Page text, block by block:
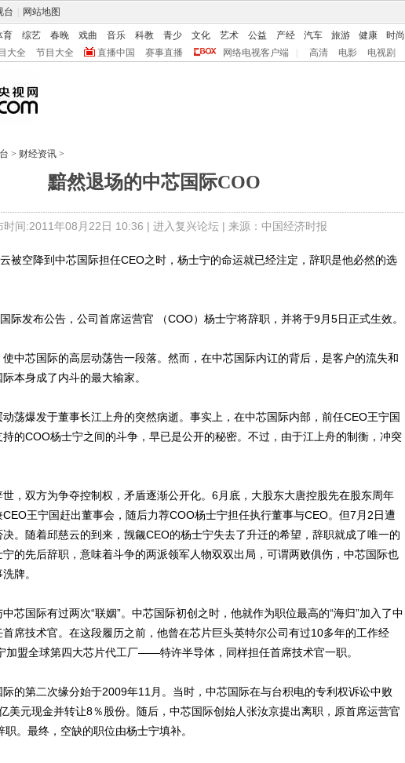
台 网站地图
育 综艺 春晚 戏曲 音乐 科教 青少 文化 艺术 公益 产经 汽车 旅游 健康 时尚
大全 节目大全 直播中国 赛事直播 网络电视客户端 高清 电影 电视剧
> 财经资讯 >
黯然退场的中芯国际COO
时间:2011年08月22日 10:36 | 进入复兴论坛| 来源：中国经济时报
空降到中芯国际担任CEO之时，杨士宁的命运就已经注定，辞职是他必然的选
发布公告，公司首席运营官 （COO）杨士宁将辞职，并将于9月5日正式生效。
芯国际的高层动荡告一段落。然而，在中芯国际内讧的背后，是客户的流失和
本身成了内斗的最大输家。
爆发于董事长江上舟的突然病逝。事实上，在中芯国际内部，前任CEO王宁国
的COO杨士宁之间的斗争，早已是公开的秘密。不过，由于江上舟的制衡，冲突
双方为争夺控制权，矛盾逐渐公开化。6月底，大股东大唐控股先在股东周年
王宁国赶出董事会，随后力荐COO杨士宁担任执行董事与CEO。但7月2日遭
。随着邱慈云的到来，觊觎CEO的杨士宁失去了升迁的希望，辞职就成了唯一的
的先后辞职，意味着斗争的两派领军人物双双出局，可谓两败俱伤，中芯国际也
牌。
国际有过两次“联姻”。中芯国际初创之时，他就作为职位最高的“海归”加入了中
席技术官。在这段履历之前，他曾在芯片巨头英特尔公司有过10多年的工作经
加盟全球第四大芯片代工厂——特许半导体，同样担任首席技术官一职。
第二次缘分始于2009年11月。当时，中芯国际在与台积电的专利权诉讼中败
美元现金并转让8％股份。随后，中芯国际创始人张汝京提出离职，原首席运营官
。最终，空缺的职位由杨士宁填补。